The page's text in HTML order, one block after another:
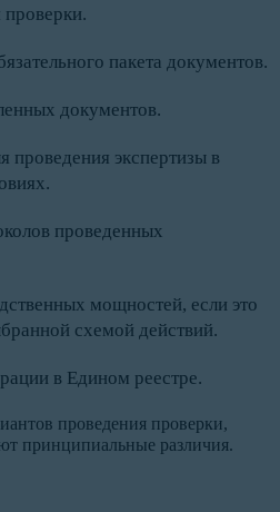
пакета документов.
документов.
проведения экспертизы в
проведенных
мощностей, если это
схемой действий.
в Едином реестре.
проведения проверки,
принципиальные различия.